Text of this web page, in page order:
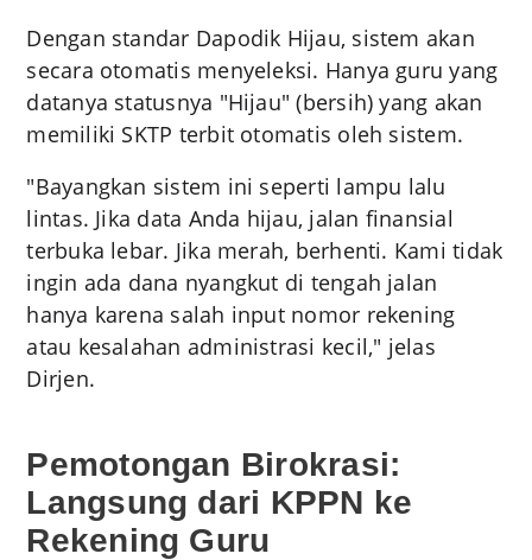
Dengan standar Dapodik Hijau, sistem akan
secara otomatis menyeleksi. Hanya guru yang
datanya statusnya "Hijau" (bersih) yang akan
memiliki SKTP terbit otomatis oleh sistem.
"Bayangkan sistem ini seperti lampu lalu
lintas. Jika data Anda hijau, jalan finansial
terbuka lebar. Jika merah, berhenti. Kami tidak
ingin ada dana nyangkut di tengah jalan
hanya karena salah input nomor rekening
atau kesalahan administrasi kecil," jelas
Dirjen.
Pemotongan Birokrasi:
Langsung dari KPPN ke
Rekening Guru